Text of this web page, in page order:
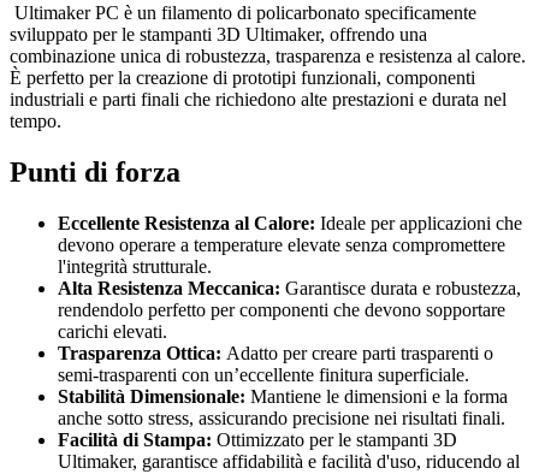
Ultimaker PC è un filamento di policarbonato specificamente
sviluppato per le stampanti 3D Ultimaker, offrendo una
combinazione unica di robustezza, trasparenza e resistenza al calore.
È perfetto per la creazione di prototipi funzionali, componenti
industriali e parti finali che richiedono alte prestazioni e durata nel
tempo.
Punti di forza
Eccellente Resistenza al Calore: Ideale per applicazioni che
devono operare a temperature elevate senza compromettere
l'integrità strutturale.
Alta Resistenza Meccanica: Garantisce durata e robustezza,
rendendolo perfetto per componenti che devono sopportare
carichi elevati.
Trasparenza Ottica: Adatto per creare parti trasparenti o
semi-trasparenti con un’eccellente finitura superficiale.
Stabilità Dimensionale: Mantiene le dimensioni e la forma
anche sotto stress, assicurando precisione nei risultati finali.
Facilità di Stampa: Ottimizzato per le stampanti 3D
Ultimaker, garantisce affidabilità e facilità d'uso, riducendo al